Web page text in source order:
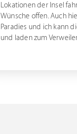
Lokationen der Insel
Wünsche offen. Auch
Paradies und ich kann
und laden zum